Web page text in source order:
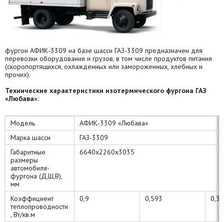
фургон АФИК-3309 на базе шасси ГАЗ-3309 предназначен для
перевозки оборудования и грузов, в том числе продуктов питания
(скоропортящихся, охлажденных или замороженных, хлебных и
прочих).
Технические характеристики изотермического фургона ГАЗ
«Любава»:
Модель
АФИК-3309 «Любава»
Марка шасси
ГАЗ-3309
Габаритные
размеры
автомобиля-
фургона (Д,Ш,В),
мм
6640х2260х3035
Коэффициент
теплопроводности
, Вт/кв.м
0,9 0,593